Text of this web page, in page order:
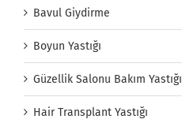
Bavul Giydirme
Boyun Yastığı
Güzellik Salonu Bakım Yastığı
Hair Transplant Yastığı